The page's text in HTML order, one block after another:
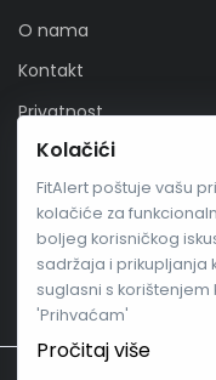
O nama
Kontakt
Privatnost
Zaprati nas
Kolačići
FitAlert poštuje vašu
kolačiće za
boljeg korisničkog
sadržaja i prikupljanja
suglasni s
'Prihvaćam'
Pročitaj više